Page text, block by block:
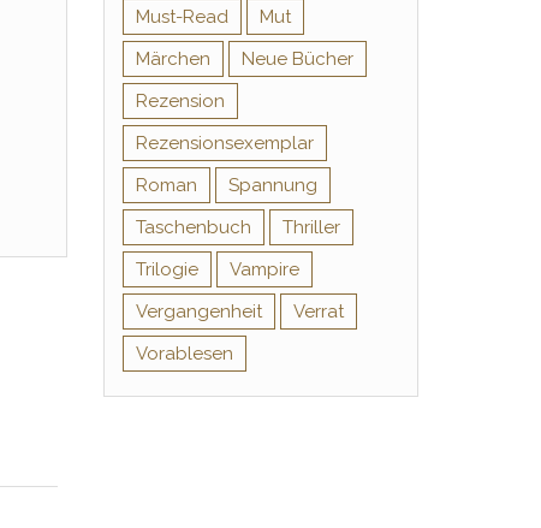
Must-Read
Mut
Märchen
Neue Bücher
Rezension
Rezensionsexemplar
Roman
Spannung
Taschenbuch
Thriller
Trilogie
Vampire
Vergangenheit
Verrat
Vorablesen